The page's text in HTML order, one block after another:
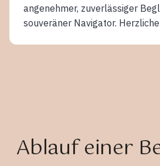
angenehmer, zuverlässiger
souveräner Navigator.
Ablauf einer